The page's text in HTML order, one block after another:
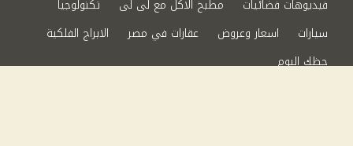
فيديوهات فضائيات
مطبخ الاكل مع لى لى
تكنولوجيا
سيارات
اسعار وعروض عقارات في مصر
الابراج الفلكية
حظك اليوم